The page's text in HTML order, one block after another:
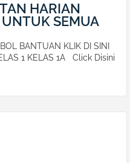
HARIAN
SEMUA
BANTUAN KLIK DI SINI
1 KELAS 1A Click Disini